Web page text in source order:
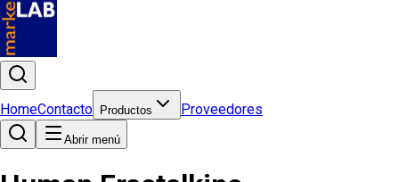
HomeContacto Productos Proveedores
Abrir menú